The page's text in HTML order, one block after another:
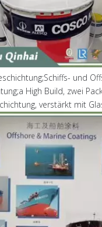
und
High Build, zwei
verstärkt mit